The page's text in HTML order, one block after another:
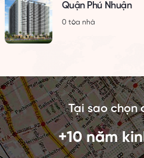
Quận Phú Nhuận
0 tòa nhà
Tại sao chọn
+10 năm